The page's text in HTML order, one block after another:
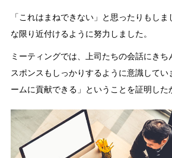
「これはまねできない」と思ったりもし
な限り近付けるように努力しました。
ミーティングでは、上司たちの会話にき
スポンスもしっかりするように意識してい
ームに貢献できる」ということを証明した